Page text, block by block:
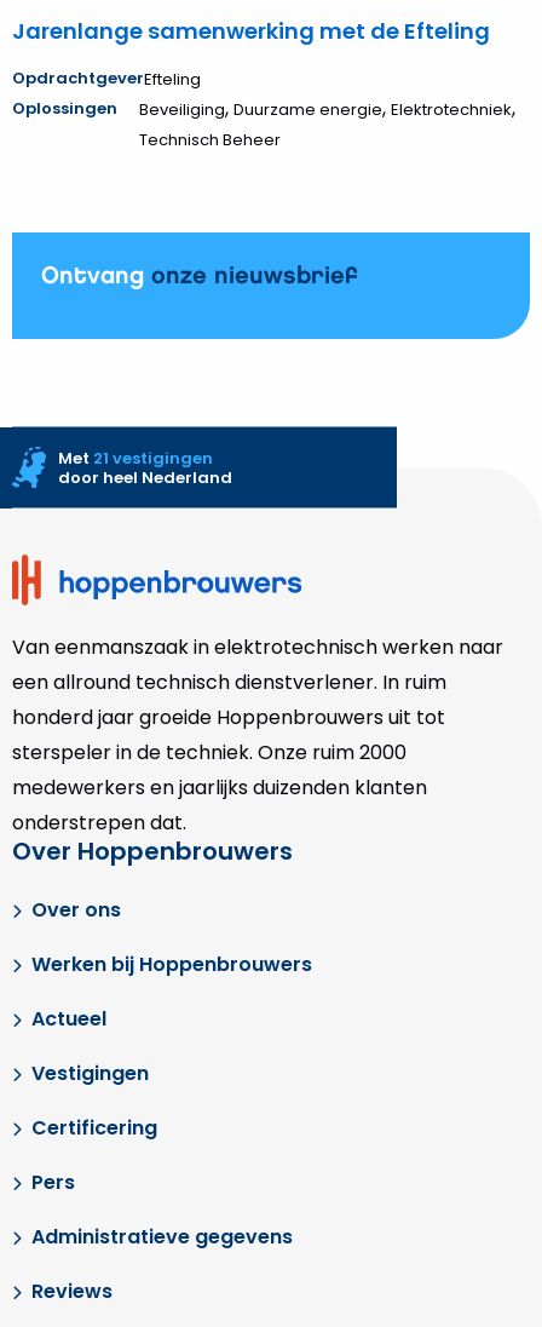
Jarenlange samenwerking met de Efteling
OpdrachtgeverEfteling
Oplossingen
Beveiliging, Duurzame energie, Elektrotechniek,
Technisch Beheer
Ontvang onze nieuwsbrief
Site
Met 21 vestigingen
door heel Nederland
Van eenmanszaak in elektrotechnisch werken naar
een allround technisch dienstverlener. In ruim
honderd jaar groeide Hoppenbrouwers uit tot
sterspeler in de techniek. Onze ruim 2000
medewerkers en jaarlijks duizenden klanten
onderstrepen dat.
Over Hoppenbrouwers
Over ons
Werken bij Hoppenbrouwers
Actueel
Vestigingen
Certificering
Pers
Administratieve gegevens
Reviews